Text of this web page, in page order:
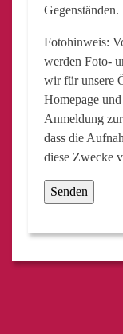
Gegenständen.
Fotohinweis:
werden Foto-
wir für unsere
Homepage
Anmeldung
dass die
diese Zwecke